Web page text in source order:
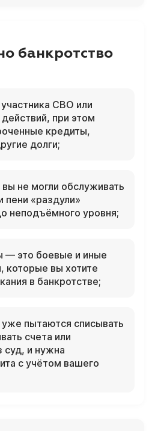
банкротство
СВО или
при этом
кредиты,
долги;
не могли обслуживать
пени «раздули»
неподъёмного уровня;
— это боевые и иные
которые вы хотите
в банкротстве;
уже пытаются списывать
счета или
суд, и нужна
с учётом вашего